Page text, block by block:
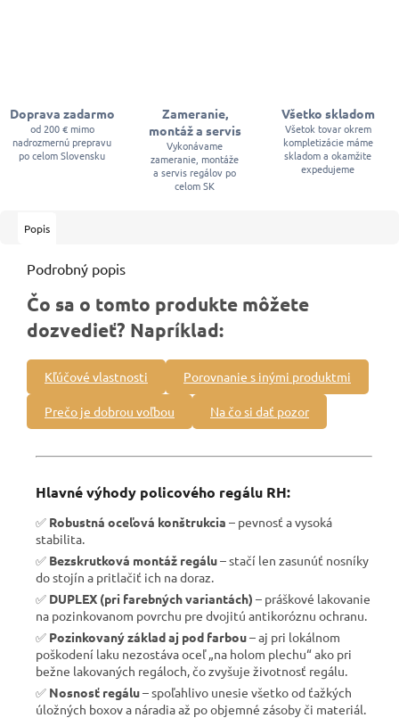
Doprava zadarmo
od 200 € mimo
nadrozmernú prepravu
po celom Slovensku
Zameranie,
montáž a servis
Vykonávame
zameranie, montáže
a servis regálov po
celom SK
Všetko skladom
Všetok tovar okrem
kompletizácie máme
skladom a okamžite
expedujeme
Popis
Podrobný popis
Čo sa o tomto produkte môžete
dozvedieť? Napríklad:
Kľúčové vlastnosti Porovnanie s inými produktmi
Prečo je dobrou voľbou Na čo si dať pozor
Hlavné výhody policového regálu RH:
✅ Robustná oceľová konštrukcia – pevnosť a vysoká
stabilita.
✅ Bezskrutková montáž regálu– stačí len zasunúť nosníky
do stojín a pritlačiť ich na doraz.
✅ DUPLEX (pri farebných variantách) – práškové lakovanie
na pozinkovanom povrchu pre dvojitú antikoróznu ochranu.
✅ Pozinkovaný základ aj pod farbou– aj pri lokálnom
poškodení laku nezostáva oceľ „na holom plechu“ ako pri
bežne lakovaných regáloch, čo zvyšuje životnosť regálu.
✅ Nosnosť regálu– spoľahlivo unesie všetko od ťažkých
úložných boxov a náradia až po objemné zásoby či materiál.